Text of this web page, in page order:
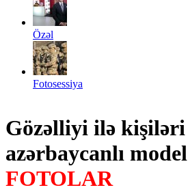
Özəl
Fotosessiya
Gözəlliyi ilə
azərbaycanlı
FOTOLAR